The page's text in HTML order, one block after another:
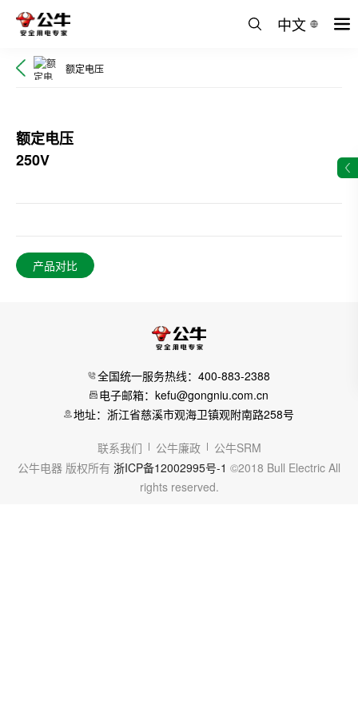
中文
额定电压
额定电压
250V
产品对比
全国统一服务热线：400-883-2388
电子邮箱：kefu@gongniu.com.cn
地址：浙江省慈溪市观海卫镇观附南路258号
联系我们 公牛廉政
公牛SRM
公牛电器 版权所有 浙ICP备12002995号-1 ©2018 Bull Electric All
rights reserved.